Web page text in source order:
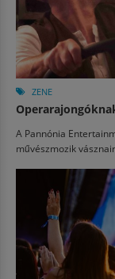
ZENE
A Pannónia
művészmozik